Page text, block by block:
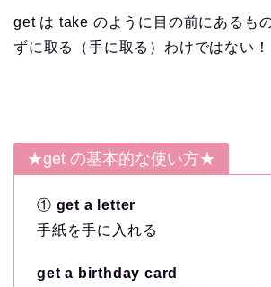
get は take のように目の前にあるも
ずに取る（手に取る）わけではない！
★get の基本的な使い方★
① get a letter
手紙を手に入れる
get a birthday card